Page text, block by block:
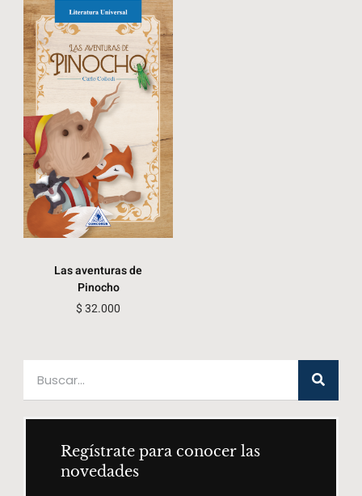
Las aventuras de
Pinocho
$32.000
Regístrate para conocer las
novedades